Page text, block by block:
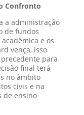
Confronto
a administração
de fundos
e os
vença, isso
para
final terá
no âmbito
civis e na
de ensino